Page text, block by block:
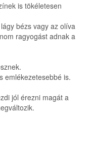
is tökéletesen
bézs vagy az olíva
ragyogást adnak a
emlékezetesebbé is.
jól érezni magát a